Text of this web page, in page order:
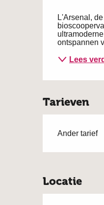
L'Arsenal,
ontspannen
Lees
Tarieven
Ander tarief
Locatie